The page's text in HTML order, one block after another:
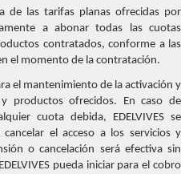
de las tarifas planas ofrecidas por
a abonar todas las cuotas
contratados, conforme a las
el momento de la contratación.
el mantenimiento de la activación y
productos ofrecidos. En caso de
cuota debida, EDELVIVES se
el acceso a los servicios y
o cancelación será efectiva sin
pueda iniciar para el cobro